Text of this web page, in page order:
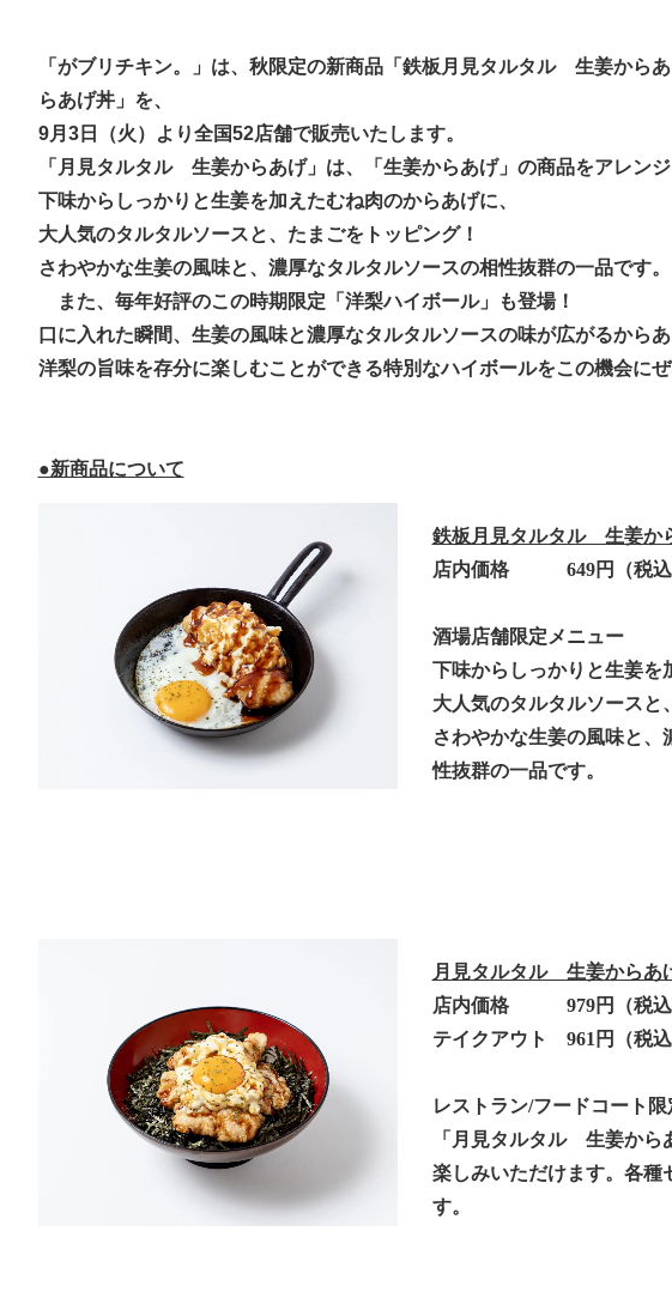
「がブリチキン。」は、秋限定の新商品「鉄板月見タルタル 生姜から
らあげ丼」を、
9月3日（火）より全国52店舗で販売いたします。
「月見タルタル 生姜からあげ」は、「生姜からあげ」の商品をアレンジ
下味からしっかりと生姜を加えたむね肉のからあげに、
大人気のタルタルソースと、たまごをトッピング！
さわやかな生姜の風味と、濃厚なタルタルソースの相性抜群の一品です。
また、毎年好評のこの時期限定「洋梨ハイボール」も登場！
口に入れた瞬間、生姜の風味と濃厚なタルタルソースの味が広がるからあ
洋梨の旨味を存分に楽しむことができる特別なハイボールをこの機会にぜ
●新商品について
鉄板月見タルタル 生姜か
店内価格 649円（税込
酒場店舗限定メニュー
下味からしっかりと生姜を
大人気のタルタルソースと
さわやかな生姜の風味と、
性抜群の一品です。
月見タルタル 生姜からあ
店内価格 979円（税込
テイクアウト 961円（税込
レストラン/フードコート
「月見タルタル 生姜から
楽しみいただけます。各種
す。